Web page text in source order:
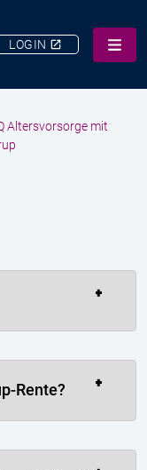
LOGIN
Altersvorsorge mit
Rente?